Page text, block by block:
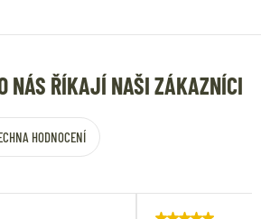
NÁS ŘÍKAJÍ NAŠI ZÁKAZNÍCI
HODNOCENÍ